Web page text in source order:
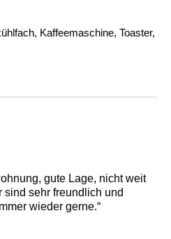
Kaffeemaschine, Toaster,
gute Lage, nicht weit
sind sehr freundlich und
wieder gerne.“